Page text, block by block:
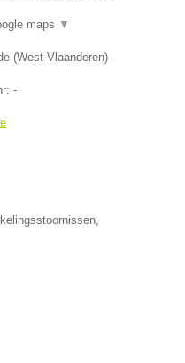
maps ▼
(West-Vlaanderen)
-